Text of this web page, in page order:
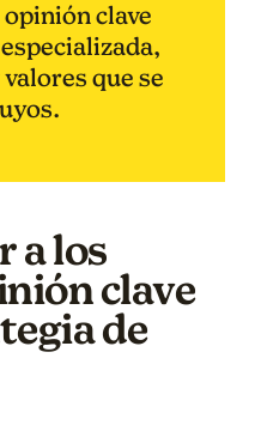
clave
que se
a los
clave
de